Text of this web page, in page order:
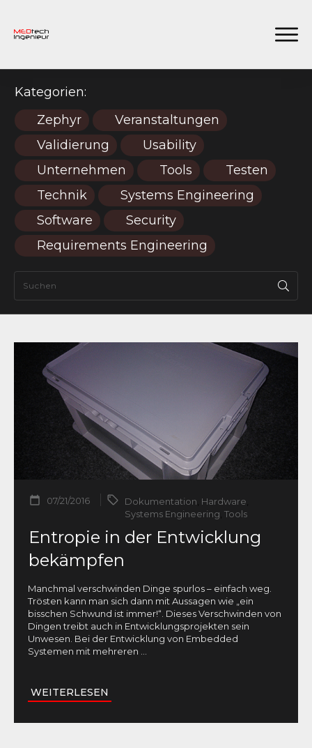
Kategorien:
Zephyr
Veranstaltungen
Validierung
Usability
Unternehmen
Tools
Testen
Technik
Systems Engineering
Software
Security
Requirements Engineering
07/21/2016 Dokumentation Hardware
Systems Engineering Tools
Entropie in der Entwicklung
bekämpfen
Manchmal verschwinden Dinge spurlos – einfach weg.
Trösten kann man sich dann mit Aussagen wie „ein
bisschen Schwund ist immer!“. Dieses Verschwinden von
Dingen treibt auch in Entwicklungsprojekten sein
Unwesen. Bei der Entwicklung von Embedded
Systemen mit mehreren
WEITERLESEN